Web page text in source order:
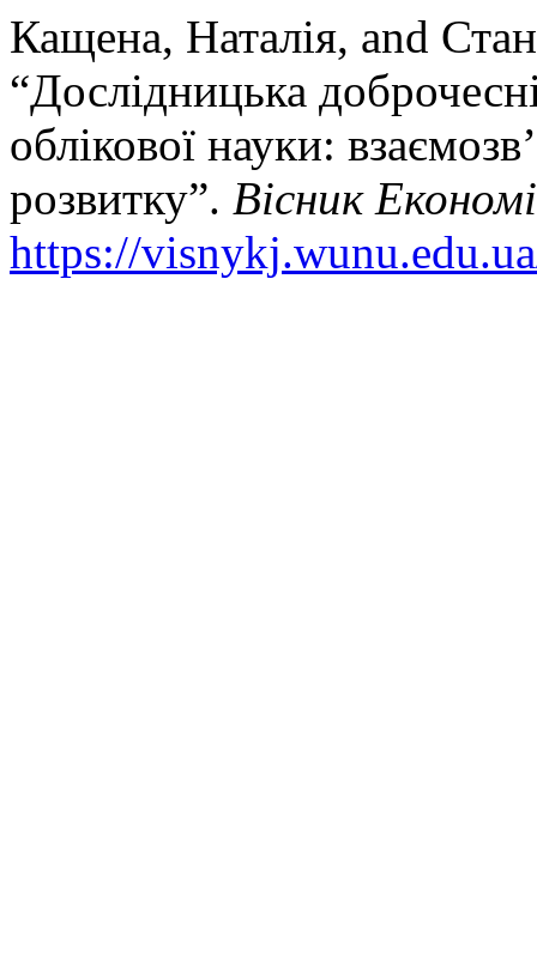
Кащена, Наталія, and
“Дослідницька
облікової науки:
розвитку”. Вісник
https://